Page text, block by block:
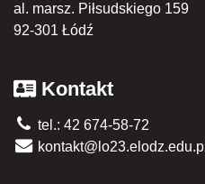
al. marsz. Piłsudskiego 159
92-301 Łódź
Kontakt
tel.: 42 674-58-72
kontakt@lo23.elodz.edu.pl